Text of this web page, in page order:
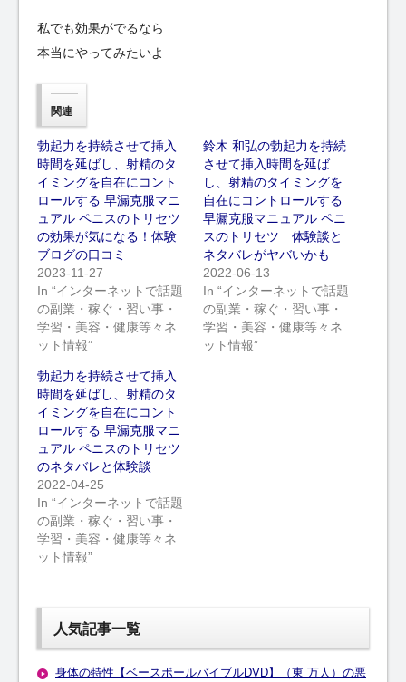
私でも効果がでるなら
本当にやってみたいよ
関連
勃起力を持続させて挿入
時間を延ばし、射精のタ
イミングを自在にコント
ロールする 早漏克服マニ
ュアル ペニスのトリセツ
の効果が気になる！体験
ブログの口コミ
2023-11-27
In “インターネットで話題
の副業・稼ぐ・習い事・
学習・美容・健康等々ネ
ット情報”
鈴木 和弘の勃起力を持続
させて挿入時間を延ば
し、射精のタイミングを
自在にコントロールする
早漏克服マニュアル ペニ
スのトリセツ 体験談と
ネタバレがヤバいかも
2022-06-13
In “インターネットで話題
の副業・稼ぐ・習い事・
学習・美容・健康等々ネ
ット情報”
勃起力を持続させて挿入
時間を延ばし、射精のタ
イミングを自在にコント
ロールする 早漏克服マニ
ュアル ペニスのトリセツ
のネタバレと体験談
2022-04-25
In “インターネットで話題
の副業・稼ぐ・習い事・
学習・美容・健康等々ネ
ット情報”
人気記事一覧
身体の特性【ベースボールバイブルDVD】（東 万人）の悪